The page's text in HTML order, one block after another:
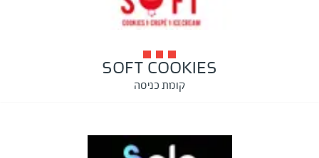
SOFT COOKIES
קומת כניסה